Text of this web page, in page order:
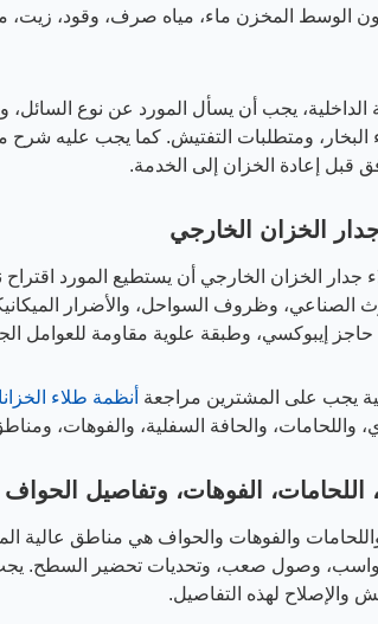
الوسط المخزن ماء، مياه صرف، وقود، زيت،
الداخلية، يجب أن يسأل المورد عن نوع
البخار، ومتطلبات التفتيش. كما يجب عليه
قبل إعادة الخزان إلى الخدمة.
الخزان الخارجي
جدار الخزان الخارجي أن يستطيع المورد
الصناعي، وظروف السواحل، والأضرار
حاجز إيبوكسي، وطبقة علوية مقاومة للعوامل
أنظمة طلاء
واللحامات، والحافة السفلية، والفوهات،
اللحامات، الفوهات، وتفاصيل الحواف
وصول صعب، وتحديات تحضير السطح.
والإصلاح لهذه التفاصيل.